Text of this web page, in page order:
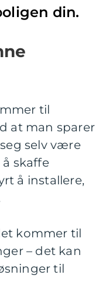
din.
til
at man sparer
selv være
skaffe
å installere,
kommer til
– det kan
til